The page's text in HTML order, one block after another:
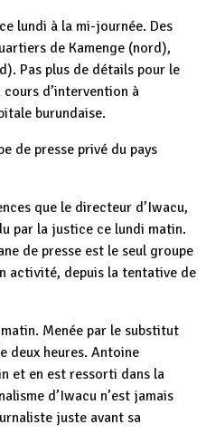
lundi à la mi-journée. Des
de Kamenge (nord),
Pas plus de détails pour le
cours d’intervention à
burundaise.
de presse privé du pays
que le directeur d’Iwacu,
par la justice ce lundi matin.
de presse est le seul groupe
activité, depuis la tentative de
Menée par le substitut
deux heures. Antoine
et en est ressorti dans la
d’Iwacu n’est jamais
juste avant sa